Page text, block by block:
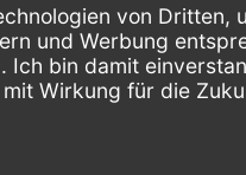
Kostenloser Versand